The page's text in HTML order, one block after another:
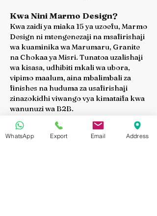
Kwa Nini Marmo Design?
Kwa zaidi ya miaka 15 ya uzoefu, Marmo
Design ni mtengenezaji na msafirishaji
wa kuaminika wa Marumaru, Granite
na Chokaa ya Misri. Tunatoa uzalishaji
wa kisasa, udhibiti mkali wa ubora,
vipimo maalum, aina mbalimbali za
finishes na huduma za usafirishaji
zinazokidhi viwango vya kimataifa kwa
wanunuzi wa B2B.
Omba Nukuu ya Bei
Je, unatafuta Sinai Pearl Polished
WhatsApp Export Email Address